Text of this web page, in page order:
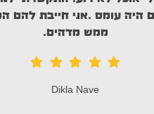
שלא תנסו לא
דוד ברוורמן